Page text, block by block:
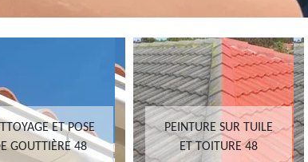
PEINTURE SUR TUILE
ET TOITURE 48
RÉNOVATION DE
TOITURE 48